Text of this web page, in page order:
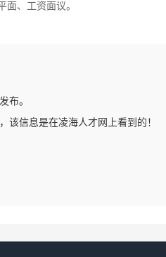
面、工资面议。
布。
该信息是在凌海人才网上看到的！